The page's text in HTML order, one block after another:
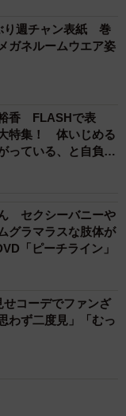
り週チャン表紙 巻
ガネルームウエア姿
香 FLASHで表
特集！ 体いじめる
っている、と自負し
ても理想の身体でい
セクシーバニーや
グラマラスな肢体が
「ピーチライン」
コーデでファンざ
わず二度見」「むっ